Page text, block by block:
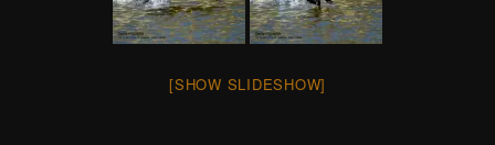
[SHOW SLIDESHOW]